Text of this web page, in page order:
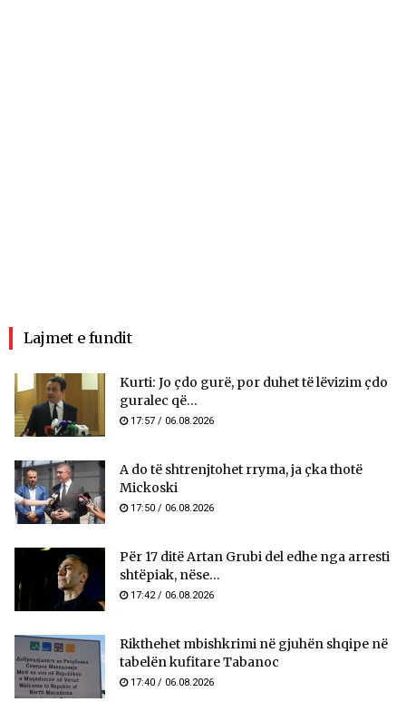
Lajmet e fundit
Kurti: Jo çdo gurë, por duhet të lëvizim çdo
guralec që...
17:57 / 06.08.2026
A do të shtrenjtohet rryma, ja çka thotë
Mickoski
17:50 / 06.08.2026
Për 17 ditë Artan Grubi del edhe nga arresti
shtëpiak, nëse...
17:42 / 06.08.2026
Rikthehet mbishkrimi në gjuhën shqipe në
tabelën kufitare Tabanoc
17:40 / 06.08.2026